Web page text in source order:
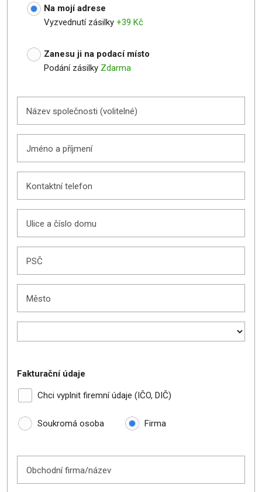
Na mojí adrese
Vyzvednutí zásilky +39 Kč
Zanesu ji na podací místo
Podání zásilky Zdarma
Název společnosti (volitelné)
Jméno a příjmení
Kontaktní telefon
Ulice a číslo domu
PSČ
Město
Fakturační údaje
Chci vyplnit firemní údaje (IČO, DIČ)
Soukromá osoba Firma
Obchodní firma/název